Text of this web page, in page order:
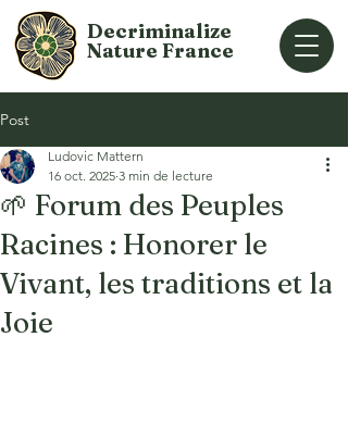
Decriminalize
Nature France
Post
🌱 Forum des Peuples
Racines : Honorer le
Vivant, les traditions et la
Joie
Ludovic Mattern
16 oct. 2025 3 min de lecture